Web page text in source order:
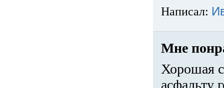
Написал:
Мне
Хорошая
асфальту